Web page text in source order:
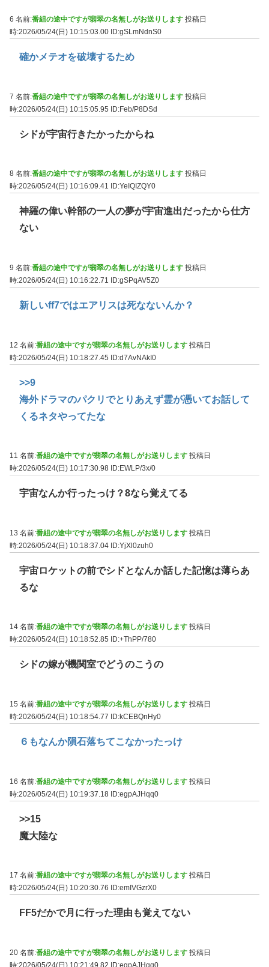
6 名前:番組の途中ですが翡翠の名無しがお送りします 投稿日
時:2026/05/24(日) 10:15:03.00 ID:gSLmNdnS0
確かメテオを破壊するため
7 名前:番組の途中ですが翡翠の名無しがお送りします 投稿日
時:2026/05/24(日) 10:15:05.95 ID:Feb/P8DSd
シドが宇宙行きたかったからね
8 名前:番組の途中ですが翡翠の名無しがお送りします 投稿日
時:2026/05/24(日) 10:16:09.41
ID:YeIQIZQY0
神羅の偉い幹部の一人の夢が宇宙進出だったから仕方
ない
9 名前:番組の途中ですが翡翠の名無しがお送りします 投稿日
時:2026/05/24(日) 10:16:22.71
ID:gSPqAV5Z0
新しいff7ではエアリスは死なないんか？
12 名前:番組の途中ですが翡翠の名無しがお送りします 投稿日
時:2026/05/24(日) 10:18:27.45 ID:d7AvNAkI0
>>9
海外ドラマのパクリでとりあえず霊が憑いてお話して
くるネタやってたな
11 名前:番組の途中ですが翡翠の名無しがお送りします 投稿日
時:2026/05/24(日) 10:17:30.98 ID:EWLP/3x/0
宇宙なんか行ったっけ？8なら覚えてる
13 名前:番組の途中ですが翡翠の名無しがお送りします 投稿日
時:2026/05/24(日) 10:18:37.04 ID:YjXl0zuh0
宇宙ロケットの前でシドとなんか話した記憶は薄らあ
るな
14 名前:番組の途中ですが翡翠の名無しがお送りします 投稿日
時:2026/05/24(日) 10:18:52.85
ID:+ThPP/780
シドの嫁が機関室でどうのこうの
15 名前:番組の途中ですが翡翠の名無しがお送りします 投稿日
時:2026/05/24(日) 10:18:54.77
ID:kCEBQnHy0
６もなんか隕石落ちてこなかったっけ
16 名前:番組の途中ですが翡翠の名無しがお送りします 投稿日
時:2026/05/24(日) 10:19:37.18 ID:egpAJHqq0
>>15
魔大陸な
17 名前:番組の途中ですが翡翠の名無しがお送りします 投稿日
時:2026/05/24(日) 10:20:30.76
ID:emIVGzrX0
FF5だかで月に行った理由も覚えてない
20 名前:番組の途中ですが翡翠の名無しがお送りします 投稿日
時:2026/05/24(日) 10:21:49.82 ID:egpAJHqq0